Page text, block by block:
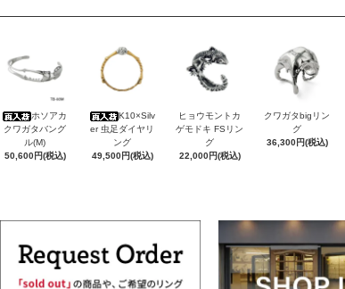
ホソアカ
クワガタバング
ル(M)
50,600円(税込)
K10×Silv
er 虫足ダイヤリ
ング
49,500円(税込)
ヒョウモントカ
ゲモドキ FSリン
グ
22,000円(税込)
クワガタbigリン
グ
36,300円(税込)